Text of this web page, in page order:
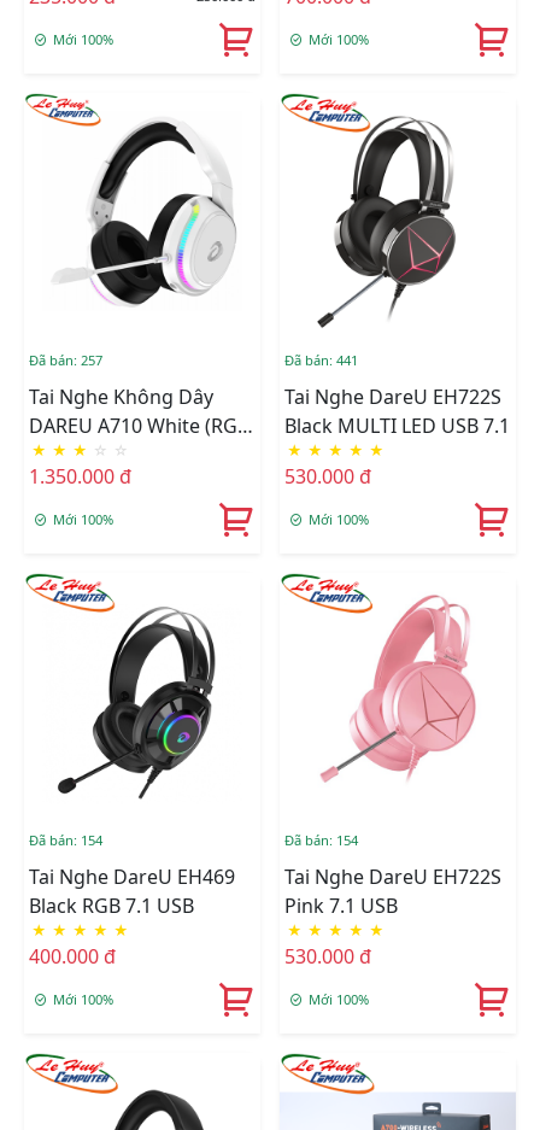
Mới 100% Mới 100%
Đã bán: 257
Tai Nghe Không Dây
DAREU A710 White (RGB
- WIRELESS 5.8G)
★ ★ ★ ☆ ☆
1.350.000 đ
Mới 100%
Đã bán: 441
Tai Nghe DareU EH722S
Black MULTI LED USB 7.1
★ ★ ★ ★ ★
530.000 đ
Mới 100%
Đã bán: 154
Tai Nghe DareU EH469
Black RGB 7.1 USB
★ ★ ★ ★ ★
400.000 đ
Mới 100%
Đã bán: 154
Tai Nghe DareU EH722S
Pink 7.1 USB
★ ★ ★ ★ ★
530.000 đ
Mới 100%